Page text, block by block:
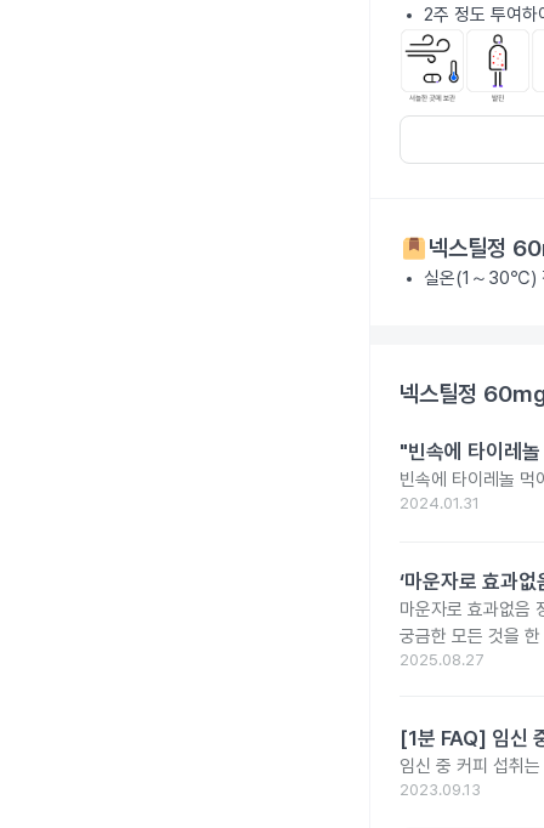
2주 정도 투여하
넥스틸정
실온(1～30℃)
넥스틸정
"빈속에 타이레
빈속에 타이레놀 먹
2024.01.31
‘마운자로 효과
마운자로 효과없음
궁금한 모든 것을
2025.08.27
[1분 FAQ] 임신
임신 중 커피 섭취
2023.09.13